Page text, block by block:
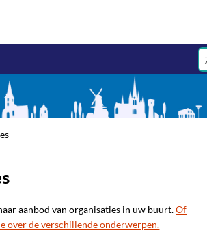
aanbod van organisaties in uw buurt.Of
over de verschillende onderwerpen.